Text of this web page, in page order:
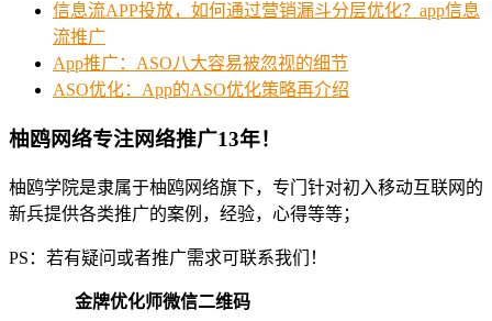
信息流APP投放，如何通过营销漏斗分层优化？app信息
流推广
App推广：ASO八大容易被忽视的细节
ASO优化：App的ASO优化策略再介绍
柚鸥网络专注网络推广13年！
柚鸥学院是隶属于柚鸥网络旗下，专门针对初入移动互联网的
新兵提供各类推广的案例，经验，心得等等；
PS：若有疑问或者推广需求可联系我们！
金牌优化师微信二维码